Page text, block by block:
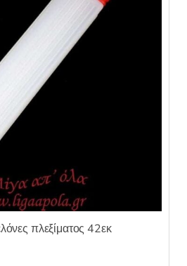
πλεξίματος 42εκ